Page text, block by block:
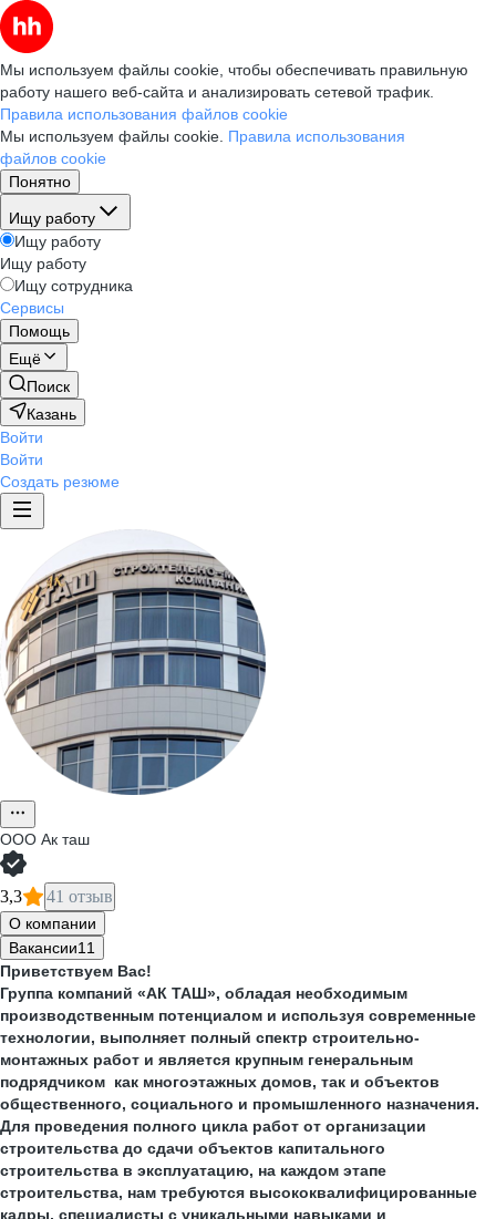
Мы используем файлы cookie, чтобы обеспечивать правильную
работу нашего веб-сайта и анализировать сетевой трафик.
Правила использования файлов cookie
Мы используем файлы cookie. Правила использования
файлов cookie
Понятно
Ищу работу
Ищу работу
Ищу работу
Ищу сотрудника
Сервисы
Помощь
Ещё
Поиск
Казань
Войти
Войти
Создать резюме
ООО Ак таш
3,3 41 отзыв
О компании
Вакансии11
Приветствуем Вас!
Группа компаний «АК ТАШ», обладая необходимым
производственным потенциалом и используя современные
технологии, выполняет полный спектр строительно-
монтажных работ и является крупным генеральным
подрядчиком как многоэтажных домов, так и объектов
общественного, социального и промышленного назначения.
Для проведения полного цикла работ от организации
строительства до сдачи объектов капитального
строительства в эксплуатацию, на каждом этапе
строительства, нам требуются высококвалифицированные
кадры, специалисты с уникальными навыками и